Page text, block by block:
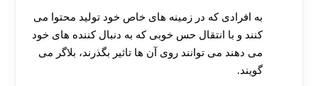
به افرادی که در زمینه های خاص خود تولید محتوا می
کنند و با انتقال حس خوبی که به دنبال کننده های خود
می دهند می توانند روی آن ها تاثیر بگذرند، بلاگر می
گویند.